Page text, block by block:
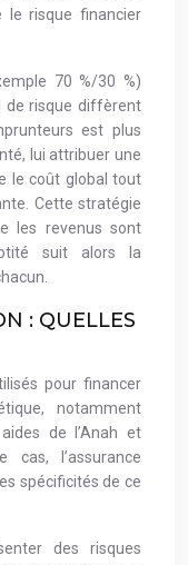
le risque financier
70 %/30 %)
de risque diffèrent
est plus
lui attribuer une
le coût global tout
Cette stratégie
les revenus sont
suit alors la
: QUELLES
pour financer
notamment
de l’Anah et
cas, l’assurance
spécificités de ce
des risques